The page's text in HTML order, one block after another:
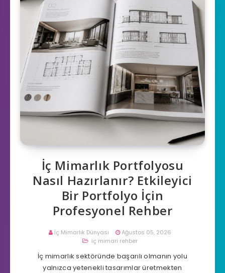
İç Mimarlık Portfolyosu
Nasıl Hazırlanır? Etkileyici
Bir Portfolyo İçin
Profesyonel Rehber
İç Mimarlık Dünyası
Ağustos 05, 2026
iç mimari rehber
İç mimarlık sektöründe başarılı olmanın yolu
yalnızca yetenekli tasarımlar üretmekten